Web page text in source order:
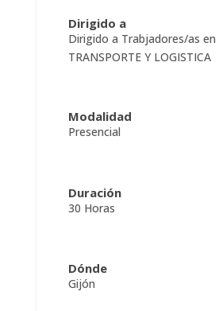
Dirigido a
Dirigido a Trabjadores/as
TRANSPORTE Y LOGISTICA
Modalidad
Presencial
Duración
30 Horas
Dónde
Gijón